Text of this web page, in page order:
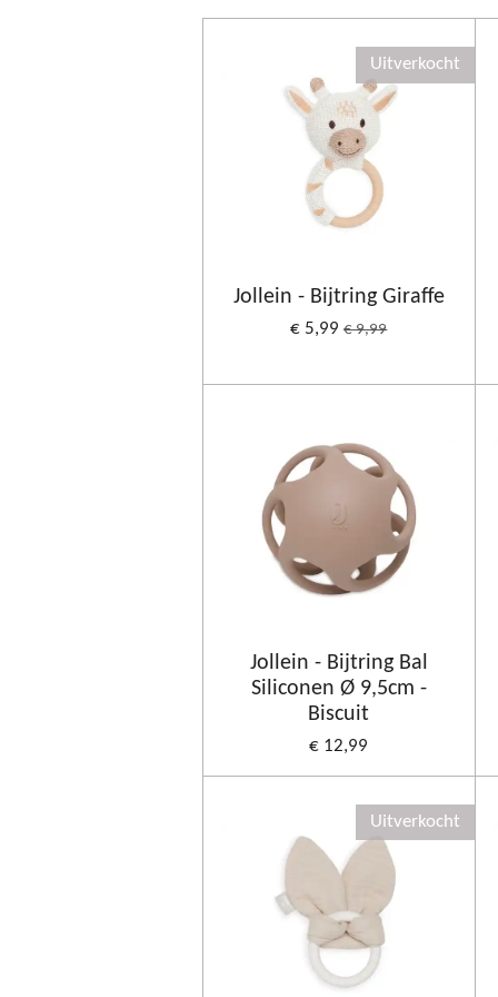
Uitverkocht
Jollein - Bijtring Giraffe
€ 5,99 € 9,99
Jollein - Bijtring Bal
Siliconen Ø 9,5cm -
Biscuit
€ 12,99
Uitverkocht